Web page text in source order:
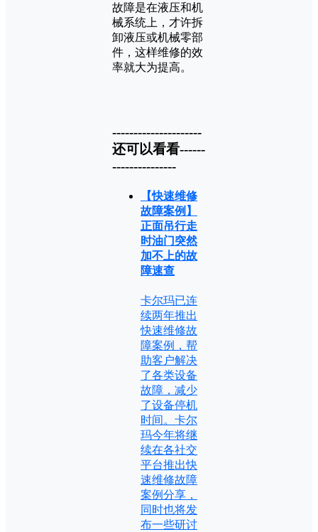
故障是在液压和机
械系统上，才许拆
卸液压或机械零部
件，这样维修的效
率就大为提高。
---------------------
还可以看看------
---------------
【快速维修
故障案例】
正面吊行走
时油门突然
加不上的故
障速查
卡尔玛已连
续两年推出
快速维修故
障案例，帮
助客户解决
了各类设备
故障，减少
了设备停机
时间。卡尔
玛今年将继
续在各社交
平台推出快
速维修故障
案例分享，
同时也将发
布一些研讨